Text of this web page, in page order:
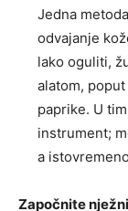
Jedna
odvajanje
lako oguliti,
alatom,
paprike. U
instrument;
a
Započnite